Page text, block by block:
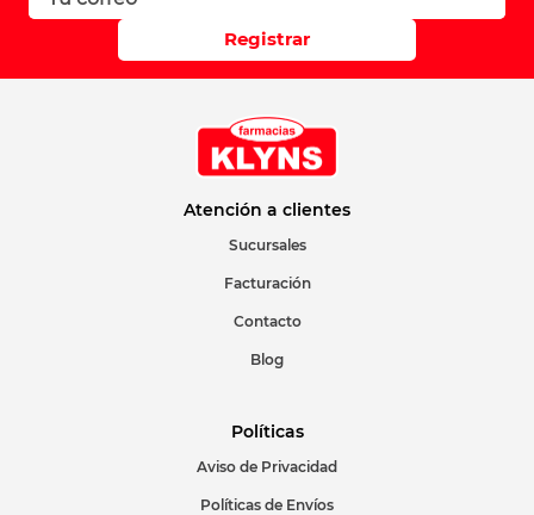
Registrar
Atención a clientes
Sucursales
Facturación
Contacto
Blog
Políticas
Aviso de Privacidad
Políticas de Envíos